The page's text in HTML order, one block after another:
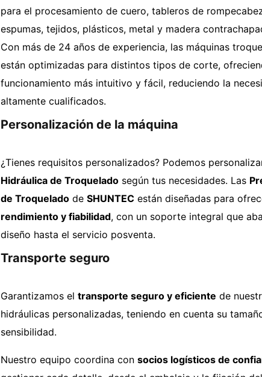
para el procesamiento de cuero, tableros de
espumas, tejidos, plásticos, metal y madera
Con más de 24 años de experiencia, las máquinas
están optimizadas para distintos tipos de corte,
funcionamiento más intuitivo y fácil, reduciendo la
altamente cualificados.
Personalización de la máquina
¿Tienes requisitos personalizados? Podemos
Hidráulica de Troqueladosegún tus necesidades. Las
de Troqueladode SHUNTECestán diseñadas para
rendimiento y fiabilidad, con un soporte integral que
diseño hasta el servicio posventa.
Transporte seguro
Garantizamos el transporte seguro y eficiente de
hidráulicas personalizadas, teniendo en cuenta su
sensibilidad.
Nuestro equipo coordina con socios logísticos de